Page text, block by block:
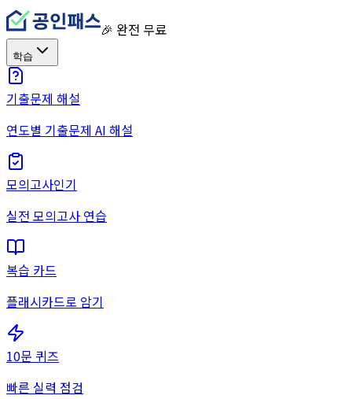
🎉 완전 무료
학습
기출문제 해설
연도별 기출문제 AI 해설
모의고사인기
실전 모의고사 연습
복습 카드
플래시카드로 암기
10문 퀴즈
빠른 실력 점검